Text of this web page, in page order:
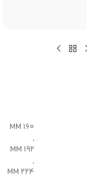
160 MM
,
192 MM
,
224 MM